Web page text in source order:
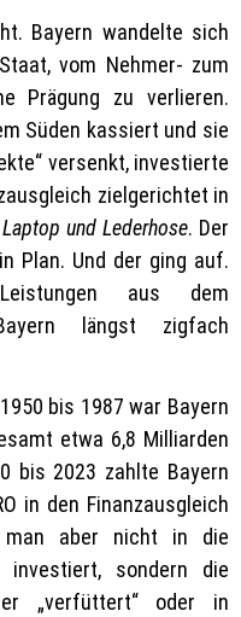
Bayern wandelte sich
vom Nehmer- zum
Prägung zu verlieren.
Süden kassiert und sie
versenkt, investierte
zielgerichtet in
Laptop und Lederhose. Der
Plan. Und der ging auf.
aus dem
längst zigfach
bis 1987 war Bayern
etwa 6,8 Milliarden
bis 2023 zahlte Bayern
in den Finanzausgleich
aber nicht in die
investiert, sondern die
„verfüttert“ oder in